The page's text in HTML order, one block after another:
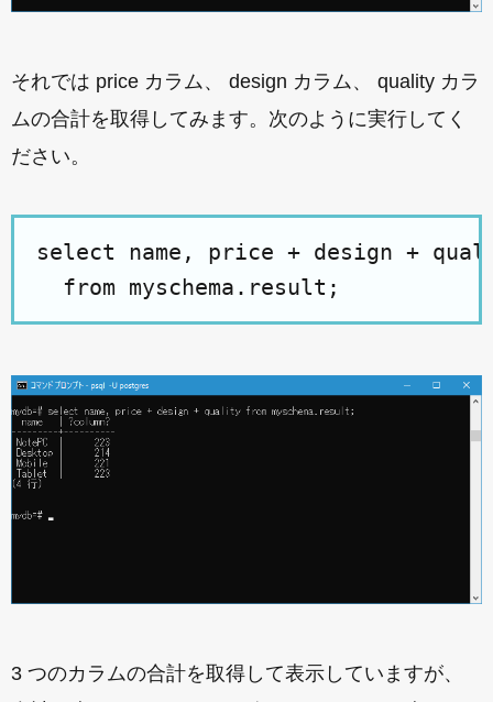
それでは price カラム、 design カラム、 quality カラ
ムの合計を取得してみます。次のように実行してく
ださい。
select name, price + design +
3 つのカラムの合計を取得して表示していますが、